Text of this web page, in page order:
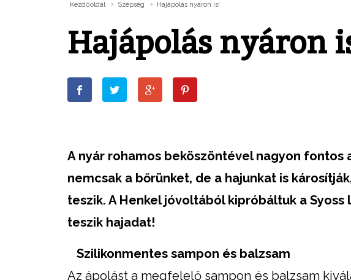
Kezdőoldal Szépség Hajápolás nyáron is!
Hajápolás nyáron
A nyár rohamos beköszöntével nagyon fontos
nemcsak a bőrünket, de a hajunkat is
teszik. A Henkel jóvoltából kipróbáltuk a
teszik hajadat!
Szilikonmentes sampon és balzsam
Az ápolást a megfelelő sampon és balzsam